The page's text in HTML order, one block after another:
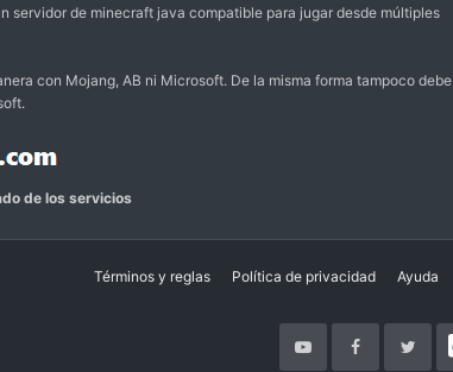
servidor de minecraft java compatible para jugar desde múltiples
con Mojang, AB ni Microsoft. De la misma forma tampoco debe
de los servicios
Términos y reglas Política de privacidad Ayuda